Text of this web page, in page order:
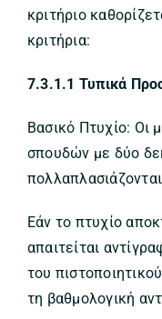
κριτήριο
κριτήρια:
7.3.1.1 Τυπικά
Βασικό Πτυχίο: Οι
σπουδών με δύο
Εάν το πτυχίο
απαιτείται
του
τη βαθμολογική